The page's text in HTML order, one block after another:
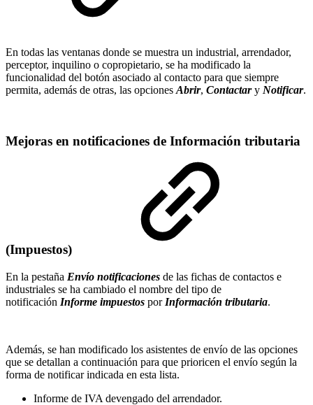
En todas las ventanas donde se muestra un industrial, arrendador,
perceptor, inquilino o copropietario, se ha modificado la
funcionalidad del botón asociado al contacto para que siempre
permita, además de otras, las opciones Abrir, Contactary Notificar.
Mejoras en notificaciones de Información tributaria
(Impuestos)
En la pestaña Envío notificaciones de las fichas de contactos e
industriales se ha cambiado el nombre del tipo de
notificación Informe impuestos por Información tributaria.
Además, se han modificado los asistentes de envío de las opciones
que se detallan a continuación para que prioricen el envío según la
forma de notificar indicada en esta lista.
Informe de IVA devengado del arrendador.